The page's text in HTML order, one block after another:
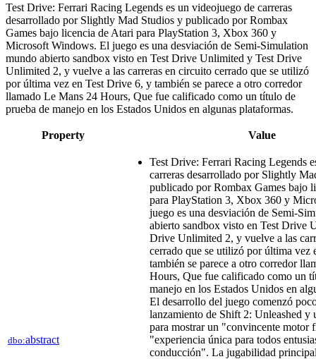
Test Drive: Ferrari Racing Legends es un videojuego de carreras
desarrollado por Slightly Mad Studios y publicado por Rombax
Games bajo licencia de Atari para PlayStation 3, Xbox 360 y
Microsoft Windows. El juego es una desviación de Semi-Simulation
mundo abierto sandbox visto en Test Drive Unlimited y Test Drive
Unlimited 2, y vuelve a las carreras en circuito cerrado que se utilizó
por última vez en Test Drive 6, y también se parece a otro corredor
llamado Le Mans 24 Hours, Que fue calificado como un título de
prueba de manejo en los Estados Unidos en algunas plataformas.
Property Value
dbo:abstract
Test Drive: Ferrari Racing Legends
carreras desarrollado por Slightly
publicado por Rombax Games bajo
para PlayStation 3, Xbox 360 y
juego es una desviación de Semi-
abierto sandbox visto en Test Drive
Drive Unlimited 2, y vuelve a las
cerrado que se utilizó por última vez
también se parece a otro corredor
Hours, Que fue calificado como un
manejo en los Estados Unidos en
El desarrollo del juego comenzó
lanzamiento de Shift 2: Unleashed y
para mostrar un "convincente motor
"experiencia única para todos
conducción". La jugabilidad